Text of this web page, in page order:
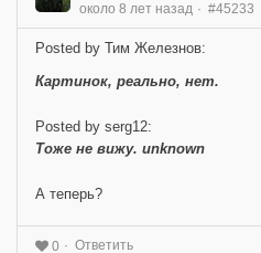
около 8 лет назад #45233
Posted by Тим Железнов:
Картинок, реально, нет.
Posted by serg12:
Тоже не вижу. unknown
А теперь?
0 Ответить